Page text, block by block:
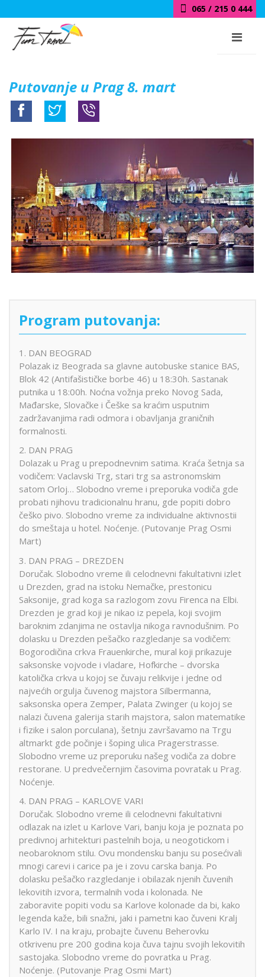
065 / 215 0 444
Putovanje u Prag 8. mart
Program putovanja:
1. DAN BEOGRAD
Polazak iz Beograda sa glavne autobuske stanice BAS,
Blok 42 (Antifašističke borbe 46) u 18:30h. Sastanak
putnika u 18:00h. Noćna vožnja preko Novog Sada,
Mađarske, Slovačke i Češke sa kraćim usputnim
zadržavanjima radi odmora i obavljanja graničnih
formalnosti.
2. DAN PRAG
Dolazak u Prag u prepodnevnim satima. Kraća šetnja sa
vodičem: Vaclavski Trg, stari trg sa astronomskim
satom Orloj… Slobodno vreme i preporuka vodiča gde
probati njihovu tradicionalnu hranu, gde popiti dobro
češko pivo. Slobodno vreme za individualne aktivnostii
do smeštaja u hotel. Noćenje. (Putovanje Prag Osmi
Mart)
3. DAN PRAG – DREZDEN
Doručak. Slobodno vreme ili celodnevni fakultativni izlet
u Drezden, grad na istoku Nemačke, prestonicu
Saksonije, grad koga sa razlogom zovu Firenca na Elbi.
Drezden je grad koji je nikao iz pepela, koji svojim
baroknim zdanjima ne ostavlja nikoga ravnodušnim. Po
dolasku u Drezden pešačko razgledanje sa vodičem:
Bogorodičina crkva Frauenkirche, mural koji prikazuje
saksonske vojvode i vladare, Hofkirche – dvorska
katolička crkva u kojoj se čuvaju relikvije i jedne od
najvećih orgulja čuvenog majstora Silbermanna,
saksonska opera Zemper, Palata Zwinger (u kojoj se
nalazi čuvena galerija starih majstora, salon matematike
i fizike i salon porculana), šetnju završavamo na Trgu
altmarkt gde počinje i šoping ulica Pragerstrasse.
Slobodno vreme uz preporuku našeg vodiča za dobre
restorane. U predvečernjim časovima povratak u Prag.
Noćenje.
4. DAN PRAG – KARLOVE VARI
Doručak. Slobodno vreme ili celodnevni fakultativni
odlazak na izlet u Karlove Vari, banju koja je poznata po
predivnoj arhitekturi pastelnih boja, u neogotickom i
neobaroknom stilu. Ovu mondensku banju su posećivali
mnogi carevi i carice pa je i zovu carska banja. Po
dolasku pešačko razgledanje i obilazak njenih čuvenih
lekovitih izvora, termalnih voda i kolonada. Ne
zaboravite popiti vodu sa Karlove kolonade da bi, kako
legenda kaže, bili snažni, jaki i pametni kao čuveni Kralj
Karlo IV. I na kraju, probajte čuvenu Beherovku
otkrivenu pre 200 godina koja čuva tajnu svojih lekovitih
sastojaka. Slobodno vreme do povratka u Prag.
Noćenje. (Putovanje Prag Osmi Mart)